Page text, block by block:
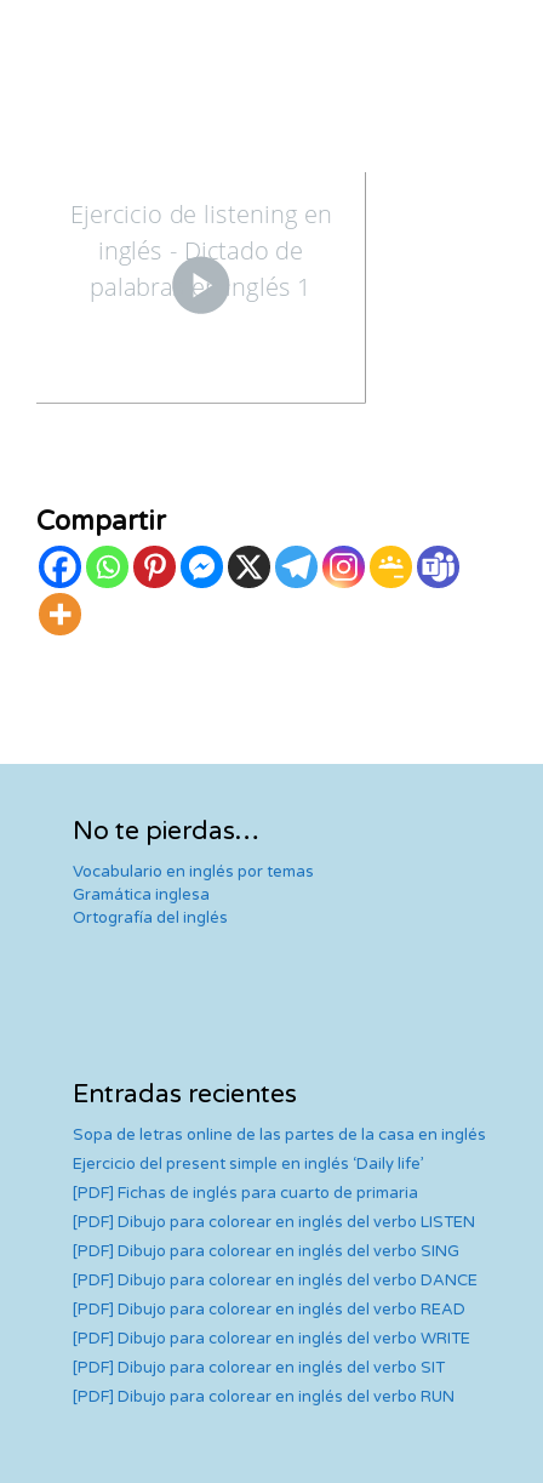
Compartir
No te pierdas…
Vocabulario en inglés por temas
Gramática inglesa
Ortografía del inglés
Entradas recientes
Sopa de letras online de las partes de la casa en inglés
Ejercicio del present simple en inglés ‘Daily life’
[PDF] Fichas de inglés para cuarto de primaria
[PDF] Dibujo para colorear en inglés del verbo LISTEN
[PDF] Dibujo para colorear en inglés del verbo SING
[PDF] Dibujo para colorear en inglés del verbo DANCE
[PDF] Dibujo para colorear en inglés del verbo READ
[PDF] Dibujo para colorear en inglés del verbo WRITE
[PDF] Dibujo para colorear en inglés del verbo SIT
[PDF] Dibujo para colorear en inglés del verbo RUN